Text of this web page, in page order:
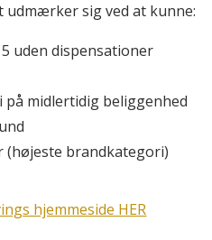
udmærker sig ved at kunne:
uden dispensationer
midlertidig beliggenhed
brandkategori)
hjemmeside HER